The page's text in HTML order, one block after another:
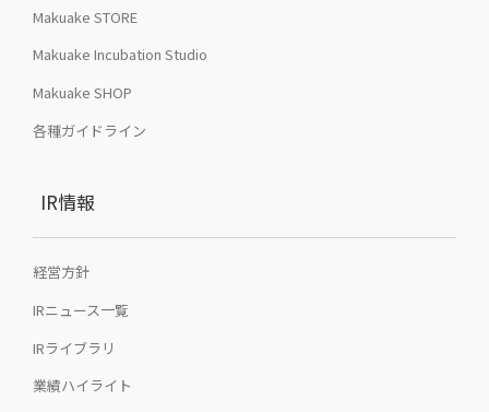
Makuake STORE
Makuake Incubation Studio
Makuake SHOP
各種ガイドライン
IR情報
経営方針
IRニュース一覧
IRライブラリ
業績ハイライト